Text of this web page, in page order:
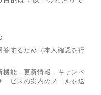
するため（本人確認を行
能，更新情報，キャンペ
ビスの案内のメールを送